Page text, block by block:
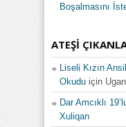
Boşalmasını
ATEŞI
Liseli Kızın
Okudu için
Dar Amcıklı
Xuliqan